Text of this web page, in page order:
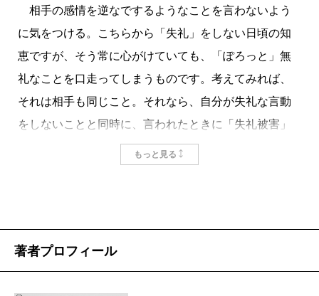
う遊びまであるのだとか。最近では「40歳を過ぎた
ら、おじさん」が始まるというのが一般的な認識らし
いですから（Chat GPTがそうおっしゃっています）、
若いつもりの男性も、知らず知らずのうちに、文体が
「おじさんLINE」っぽくなっていないか、女性への返
信の時は気をつけたほうがいいかもしれません。
相手の感情を逆なでするようなことを言わないよう
に気をつける。こちらから「失礼」をしない日頃の知
恵ですが、そう常に心がけていても、「ぽろっと」無
礼なことを口走ってしまうものです。考えてみれば、
それは相手も同じこと。それなら、自分が失礼な言動
をしないことと同時に、言われたときに「失礼被害」
を最小限に抑えることも大切です。本書の中で、著者
の想像力が足りなかったり、どういうことを言っては
もっと見る
著者プロフィール